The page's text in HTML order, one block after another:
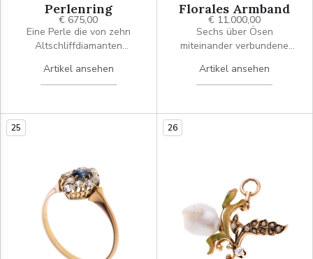
Perlenring
€ 675,00
Eine Perle die von zehn
Altschliffdiamanten
Artikel ansehen
Florales Armband
€ 11.000,00
Sechs über Ösen
miteinander verbundene
durchbrochen, mit
Schwüngen und Bögen,
verziert sind. Mit einer
Kastenschließe und einem
Artikel ansehen
25 26